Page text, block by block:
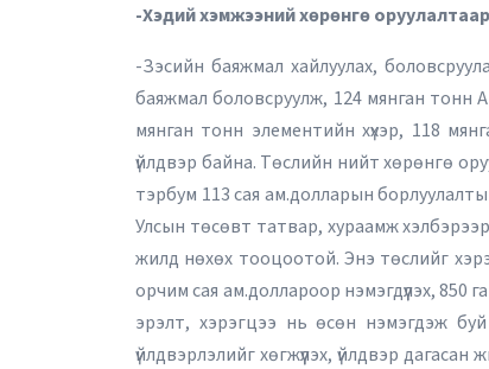
-Хэдий хэмжээний хөрөнгө
-Зэсийн баяжмал хайлуулах,
баяжмал боловсруулж, 124 мянган тонн
мянган тонн элементийн хүхэр, 118
үйлдвэр байна. Төслийн нийт хөрөнгө
тэрбум 113 сая ам.долларын
Улсын төсөвт татвар, хураамж хэлбэрээр
жилд нөхөх тооцоотой. Энэ төслийг
орчим сая ам.доллароор нэмэгдүүлэх,
эрэлт, хэрэгцээ нь өсөн нэмэгдэж буй
үйлдвэрлэлийг хөгжүүлэх, үйлдвэр